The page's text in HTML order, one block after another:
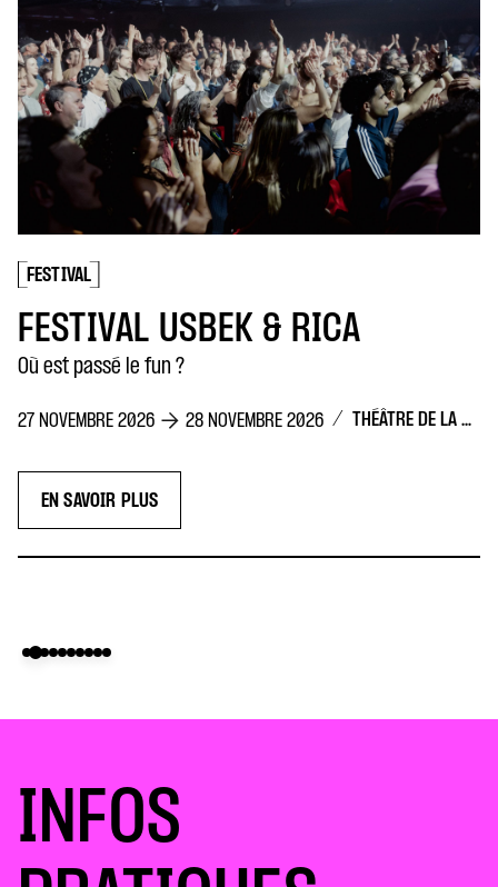
FESTIVAL
FESTIVAL USBEK & RICA
Où est passé le fun ?
27 NOVEMBRE 2026 28 NOVEMBRE 2026 / THÉÂTRE DE LA CONCORDE
EN SAVOIR PLUS
INFOS